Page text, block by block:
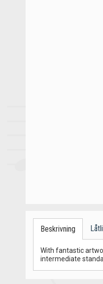
Beskrivning
With fantastic
intermediate